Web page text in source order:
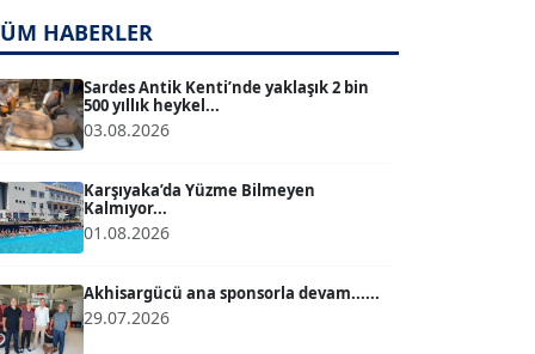
T TUĞÇE TUĞSAVUL BAYSOY
Köşe Yazarı
Köşe Yazarı
HABERLER
Sardes Antik Kenti’nde yaklaşık 2 bin
500 yıllık heykel...
03.08.2026
Karşıyaka’da Yüzme Bilmeyen
Kalmıyor...
01.08.2026
Akhisargücü ana sponsorla devam......
29.07.2026